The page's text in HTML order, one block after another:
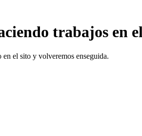
trabajos en
el sito y volveremos enseguida.